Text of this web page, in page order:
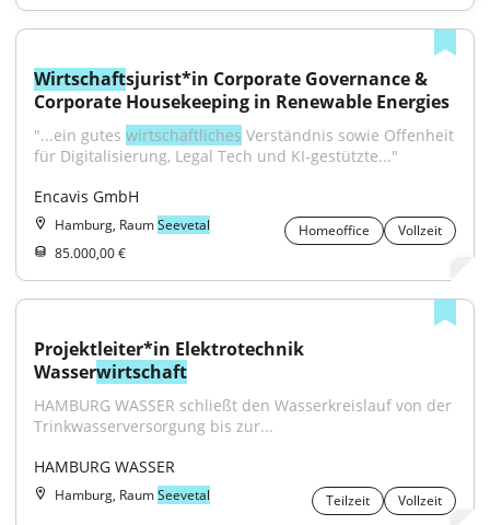
Wirtschaftsjurist*in Corporate Governance &
Corporate Housekeeping in Renewable Energies
"...ein gutes wirtschaftliches Verständnis sowie Offenheit
für Digitalisierung, Legal Tech und KI‐gestützte..."
Encavis GmbH
Hamburg, RaumSeevetal Homeoffice
Vollzeit
85.000,00 €
Projektleiter*in Elektrotechnik
Wasserwirtschaft
HAMBURG WASSER schließt den Wasserkreislauf von der
Trinkwasserversorgung bis zur...
HAMBURG WASSER
Hamburg, RaumSeevetal Teilzeit Vollzeit